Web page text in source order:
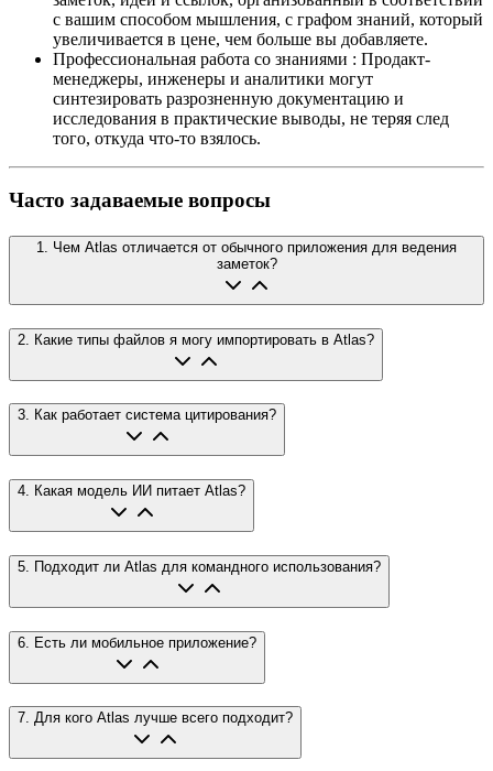
с вашим способом мышления, с графом знаний, который
увеличивается в цене, чем больше вы добавляете.
Профессиональная работа со знаниями : Продакт-
менеджеры, инженеры и аналитики могут
синтезировать разрозненную документацию и
исследования в практические выводы, не теряя след
того, откуда что-то взялось.
Часто задаваемые вопросы
1
Чем Atlas отличается от обычного приложения для ведения
заметок?
2 Какие типы файлов я могу импортировать в Atlas?
3. Как работает система цитирования?
4. Какая модель ИИ питает Atlas?
5 Подходит ли Atlas для командного использования?
6 Есть ли мобильное приложение?
7. Для кого Atlas лучше всего подходит?